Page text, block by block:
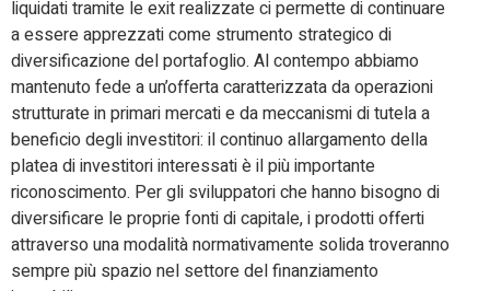
liquidati tramite le exit realizzate ci permette di continuare
a essere apprezzati come strumento strategico di
diversificazione del portafoglio. Al contempo abbiamo
mantenuto fede a un’offerta caratterizzata da operazioni
strutturate in primari mercati e da meccanismi di tutela a
beneficio degli investitori: il continuo allargamento della
platea di investitori interessati è il più importante
riconoscimento. Per gli sviluppatori che hanno bisogno di
diversificare le proprie fonti di capitale, i prodotti offerti
attraverso una modalità normativamente solida troveranno
sempre più spazio nel settore del finanziamento